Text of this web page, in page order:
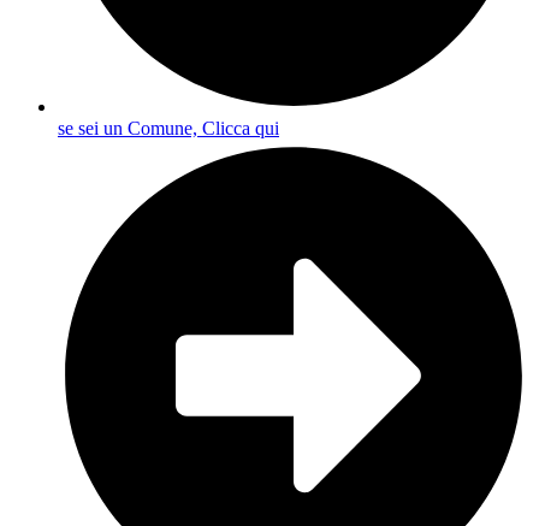
se sei un Comune, Clicca qui